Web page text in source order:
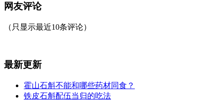
网友评论
（只显示最近10条评论）
最新更新
霍山石斛不能和哪些药材同食？
铁皮石斛配伍当归的吃法